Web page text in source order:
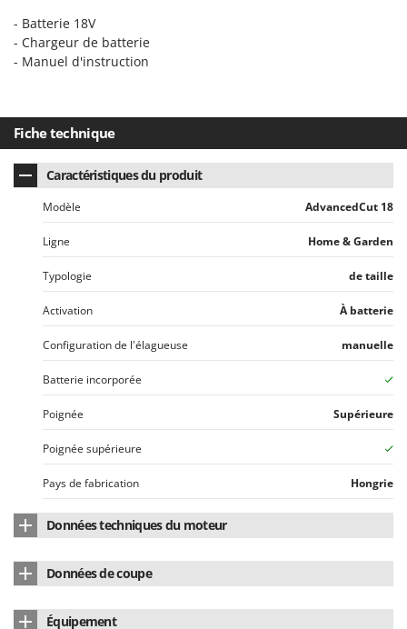
Minox
Mockmill
More than chef
MOVA
Mowox
MTD
New O.M.R.A.
Nilfisk
Ninja
Novatec
Novital
NuovaFac
Officine Savioli
Oliviero
Olix
OMA
Omas
Ompagrill
Ooni
- Batterie 18V
- Chargeur de batterie
- Manuel d'instruction
Fiche technique
Caractéristiques du produit
Modèle AdvancedCut 18
Ligne Home & Garden
Typologie de taille
Activation À batterie
Configuration de l'élagueuse manuelle
Batterie incorporée
Poignée Supérieure
Poignée supérieure
Pays de fabrication Hongrie
Données techniques du moteur
Alimentation À batterie
Voltage
Données de coupe
Équipement